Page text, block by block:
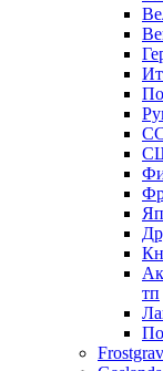
тп